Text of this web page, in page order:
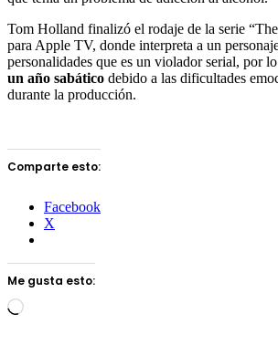
Tom Holland finalizó el rodaje de la serie
para Apple TV, donde interpreta a un
personalidades que es un violador serial, por
un año sabático debido a las dificultades
durante la producción.
Comparte esto:
Facebook
X
Me gusta esto:
Loading…